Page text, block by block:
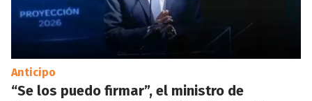
Anticipo
“Se los puedo firmar”, el ministro de